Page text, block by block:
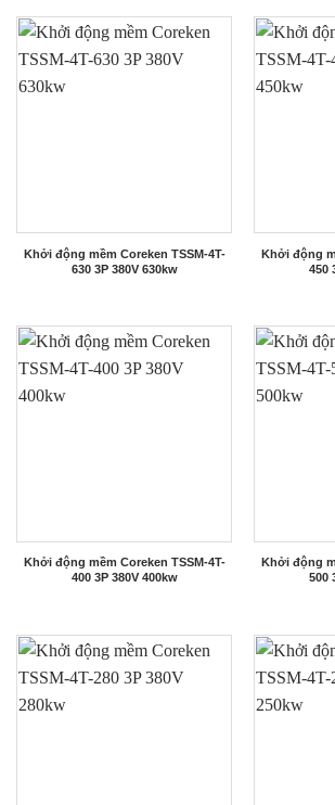
Khởi động mềm Coreken TSSM-4T-
630 3P 380V 630kw
Khởi động
450
Khởi động mềm Coreken TSSM-4T-
400 3P 380V 400kw
Khởi động
500